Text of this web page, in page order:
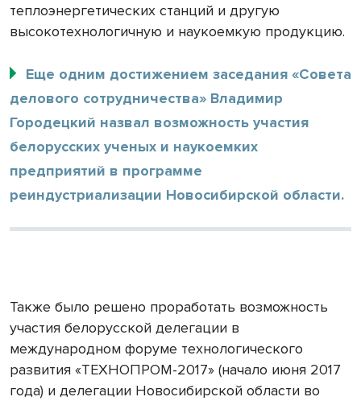
теплоэнергетических станций и другую
высокотехнологичную и наукоемкую продукцию.
Еще одним достижением заседания «Совета
делового сотрудничества» Владимир
Городецкий назвал возможность участия
белорусских ученых и наукоемких
предприятий в программе
реиндустриализации Новосибирской области.
Также было решено проработать возможность
участия белорусской делегации в
международном форуме технологического
развития «ТЕХНОПРОМ-2017» (начало июня 2017
года) и делегации Новосибирской области во